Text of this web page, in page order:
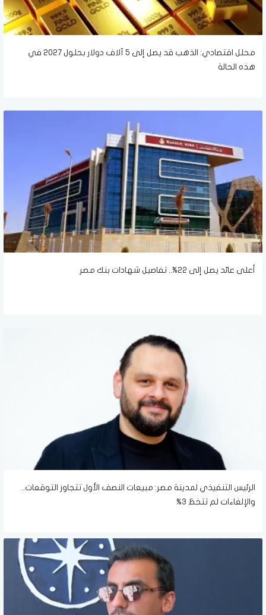
محلل اقتصادي: الذهب قد يصل إلى 5 آلاف دولار بحلول 2027 في
هذه الحالة
أعلى عائد يصل إلى 22%.. تفاصيل شهادات بنك مصر
الرئيس التنفيذي لمدينة مصر: مبيعات النصف الأول تتجاوز التوقعات..
والإلغاءات لم تتخطَ 3%